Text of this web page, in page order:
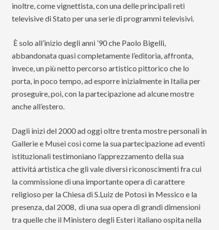
inoltre, come vignettista, con una delle principali reti
televisive di Stato per una serie di programmi televisivi.
È solo all’inizio degli anni ’90 che Paolo Bigelli,
abbandonata quasi completamente l’editoria, affronta,
invece, un più netto percorso artistico pittorico che lo
porta, in poco tempo, ad esporre inizialmente in Italia per
proseguire, poi, con la partecipazione ad alcune mostre
anche all’estero.
Dagli inizi del 2000 ad oggi oltre trenta mostre personali in
Gallerie e Musei così come la sua partecipazione ad eventi
istituzionali testimoniano l’apprezzamento della sua
attivitá artistica che gli vale diversi riconoscimenti fra cui
la commissione di una importante opera di carattere
religioso per la Chiesa di S.Luiz de Potosì in Messico e la
presenza, dal 2008, di una sua opera di grandi dimensioni
tra quelle che il Ministero degli Esteri italiano ospita nella